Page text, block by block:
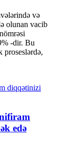
və
olunan vacib
-dir. Bu
proseslərdə,
edə